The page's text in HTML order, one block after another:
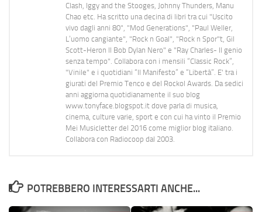
Clash, Iggy and the Stooges, Johnny Thunders, Manu
Chao etc. Ha scritto una decina di libri tra cui "Uscito
vivo dagli anni 80", "Mod Generations", "Paul Weller,
L’uomo cangiante", "Rock n Goal", "Rock n Spor"t, Gil
Scott-Heron Il Bob Dylan Nero" e "Ray Charles- Il genio
senza tempo". Collabora con i mensili “Classic Rock”,
"Vinile" e i quotidiani “Il Manifesto” e “Libertà”. E' tra i
giurati del Premio Tenco e del Rockol Awards. Da sedici
anni aggiorna quotidianamente il suo blog
www.tonyface.blogspot.it dove parla di musica,
cinema, culture varie, sport e con cui ha vinto il Premio
Mei Musicletter del 2016 come miglior blog italiano.
Collabora con Radiocoop dal 2003.
POTREBBERO INTERESSARTI ANCHE...